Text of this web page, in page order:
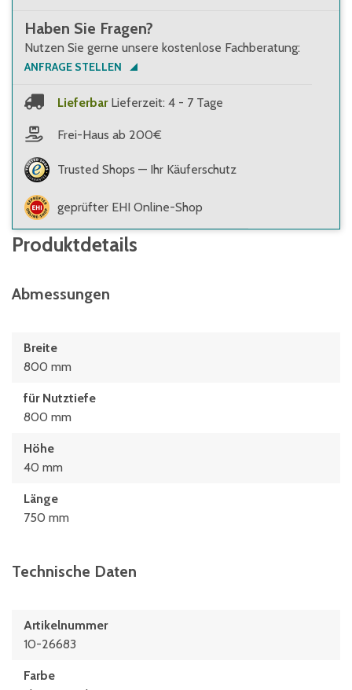
Haben Sie Fragen?
Nutzen Sie gerne unsere kostenlose Fachberatung:
ANFRAGE STELLEN
Lieferbar Lieferzeit: 4 - 7 Tage
Frei-Haus ab 200€
Trusted Shops — Ihr Käuferschutz
geprüfter EHI Online-Shop
Produktdetails
Abmessungen
Breite
800 mm
für Nutztiefe
800 mm
Höhe
40 mm
Länge
750 mm
Technische Daten
Artikelnummer
10-26683
Farbe